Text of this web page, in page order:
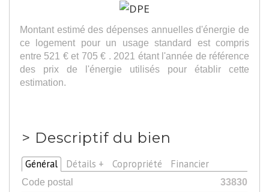
Montant estimé des dépenses annuelles d'énergie de
ce logement pour un usage standard est compris
entre 521 € et 705 € . 2021 étant l'année de référence
des prix de l'énergie utilisés pour établir cette
estimation.
> Descriptif du bien
Général Détails + Copropriété Financier
Code postal
33830